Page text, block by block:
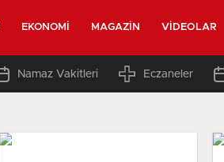
EKONOMI MAGAZIN VIDEOLAR
Namaz Vakitleri Eczaneler